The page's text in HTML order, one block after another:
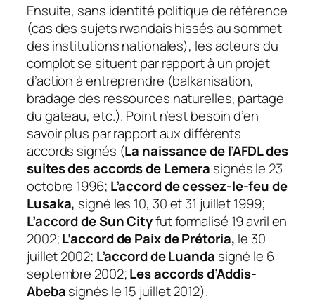
Ensuite, sans identité politique de référence
(cas des sujets rwandais hissés au sommet
des institutions nationales), les acteurs du
complot se situent par rapport à un projet
d’action à entreprendre (balkanisation,
bradage des ressources naturelles, partage
du gateau, etc.). Point n’est besoin d’en
savoir plus par rapport aux différents
accords signés (La naissance de l’AFDL des
suites des accords de Lemera signés le 23
octobre 1996; L’accord de cessez-le-feu de
Lusaka, signé les 10, 30 et 31 juillet 1999;
L’accord de Sun Cityfut formalisé 19 avril en
2002;L’accord de Paix de Prétoria, le 30
juillet 2002; L’accord de Luanda signé le 6
septembre 2002;Les accords d’Addis-
Abebasignés le 15 juillet 2012).